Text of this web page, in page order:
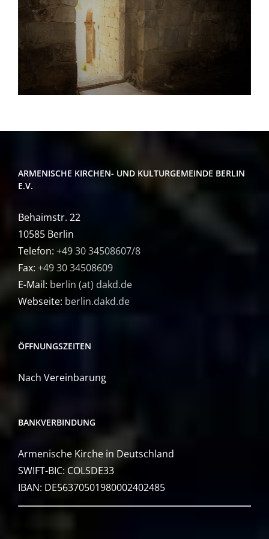
ARMENISCHE KIRCHEN- UND KULTURGEMEINDE BERLIN
E.V.
Behaimstr. 22
10585 Berlin
Telefon: +49 30 34508607/8
Fax: +49 30 34508609
E-Mail: berlin (at) dakd.de
Webseite: berlin.dakd.de
ÖFFNUNGSZEITEN
Nach Vereinbarung
BANKVERBINDUNG
Armenische Kirche in Deutschland
SWIFT-BIC: COLSDE33
IBAN: DE56370501980002402485